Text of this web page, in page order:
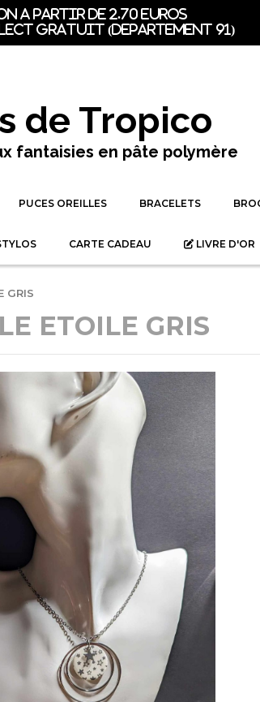
A PARTIR DE 2.70 EUROS
GRATUIT (dEpartement 91)
de Tropico
fantaisies en pâte polymère
PUCES OREILLES BRACELETS
CARTE CADEAU LIVRE D'OR
GRIS
ETOILE GRIS